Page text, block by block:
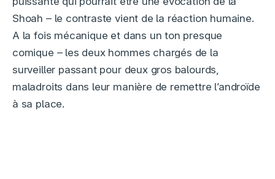
Shoah – le contraste vient de la réaction humaine.
A la fois mécanique et dans un ton presque
comique – les deux hommes chargés de la
surveiller passant pour deux gros balourds,
maladroits dans leur manière de remettre l’androïde
à sa place.